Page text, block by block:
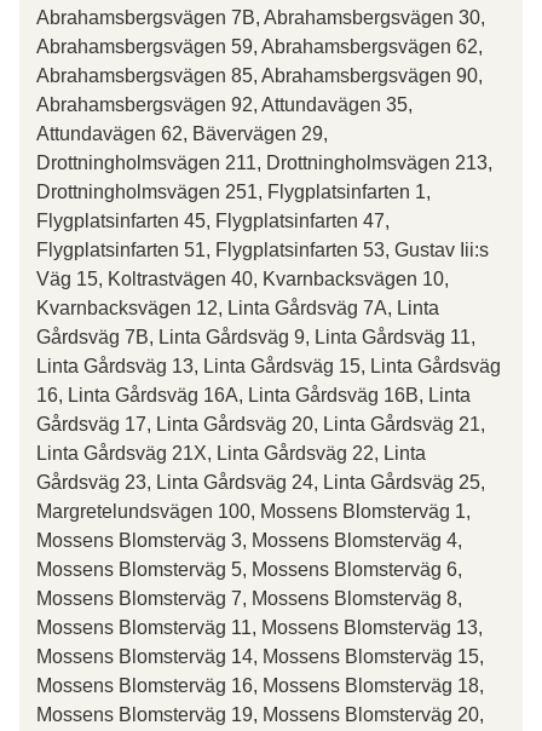
Abrahamsbergsvägen 7B, Abrahamsbergsvägen 30,
Abrahamsbergsvägen 59, Abrahamsbergsvägen 62,
Abrahamsbergsvägen 85, Abrahamsbergsvägen 90,
Abrahamsbergsvägen 92, Attundavägen 35,
Attundavägen 62, Bävervägen 29,
Drottningholmsvägen 211, Drottningholmsvägen 213,
Drottningholmsvägen 251, Flygplatsinfarten 1,
Flygplatsinfarten 45, Flygplatsinfarten 47,
Flygplatsinfarten 51, Flygplatsinfarten 53, Gustav Iii:s
Väg 15, Koltrastvägen 40, Kvarnbacksvägen 10,
Kvarnbacksvägen 12, Linta Gårdsväg 7A, Linta
Gårdsväg 7B, Linta Gårdsväg 9, Linta Gårdsväg 11,
Linta Gårdsväg 13, Linta Gårdsväg 15, Linta Gårdsväg
16, Linta Gårdsväg 16A, Linta Gårdsväg 16B, Linta
Gårdsväg 17, Linta Gårdsväg 20, Linta Gårdsväg 21,
Linta Gårdsväg 21X, Linta Gårdsväg 22, Linta
Gårdsväg 23, Linta Gårdsväg 24, Linta Gårdsväg 25,
Margretelundsvägen 100, Mossens Blomsterväg 1,
Mossens Blomsterväg 3, Mossens Blomsterväg 4,
Mossens Blomsterväg 5, Mossens Blomsterväg 6,
Mossens Blomsterväg 7, Mossens Blomsterväg 8,
Mossens Blomsterväg 11, Mossens Blomsterväg 13,
Mossens Blomsterväg 14, Mossens Blomsterväg 15,
Mossens Blomsterväg 16, Mossens Blomsterväg 18,
Mossens Blomsterväg 19, Mossens Blomsterväg 20,